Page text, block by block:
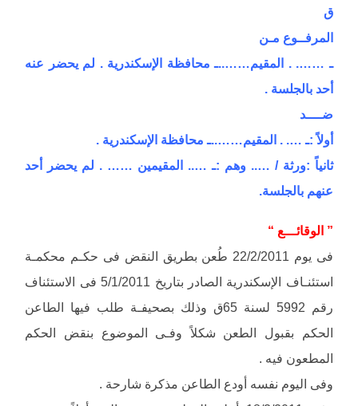
ق
المرفــوع مـن
ـ ……. . المقيم……..ـ محافظة الإسكندرية . لم يحضر عنه
أحد بالجلسة .
ضــــد
أولاً :ـ …. . المقيم……..ـ محافظة الإسكندرية .
ثانياً :ورثة / ….. وهم :ـ ….. المقيمين …… . لم يحضر أحد
عنهم بالجلسة.
” الوقائـــع “
فى يوم 22/2/2011 طُعن بطريق النقض فى حكـم محكمـة
استئنـاف الإسكندرية الصادر بتاريخ 5/1/2011 فى الاستئناف
رقم 5992 لسنة 65ق وذلك بصحيفـة طلب فيها الطاعن
الحكم بقبول الطعن شكلاً وفـى الموضوع بنقض الحكم
المطعون فيه .
وفى اليوم نفسه أودع الطاعن مذكرة شارحة .